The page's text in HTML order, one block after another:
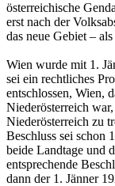
österreichische
erst nach der
das neue Gebiet –
Wien wurde mit 1.
sei ein rechtliches
entschlossen, Wien,
Niederösterreich
Niederösterreich zu
Beschluss sei schon
beide Landtage und
entsprechende
dann der 1. Jänner